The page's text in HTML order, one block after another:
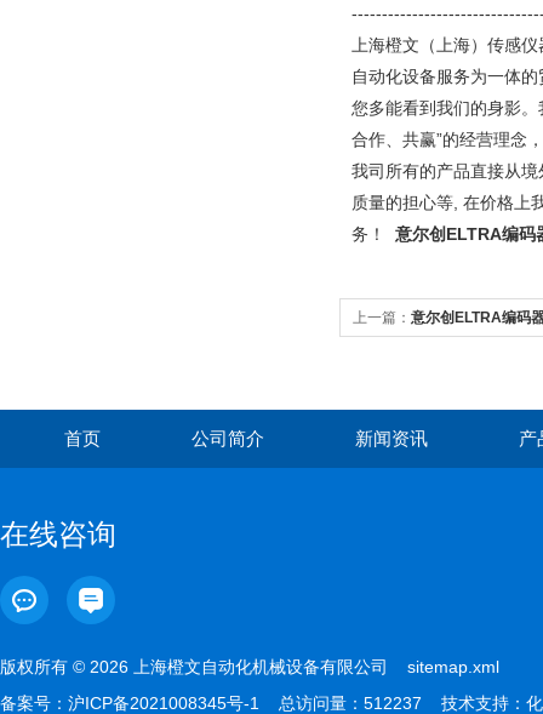
上海橙文（上海）传感
自动化设备服务为一体
您多能看到我们的身影
合作、共赢”的经营理念
我司所有的产品直接从
质量的担心等, 在价格上
务！ 意尔创ELTRA编码
上一篇： 意尔创ELTRA编码
首页 公司简介 新闻资讯 产
在线咨询
版权所有 © 2026 上海橙文自动化机械设备有限公司 sitemap.xml
备案号： 沪ICP备2021008345号-1 总访问量：512237 技术支持： 化